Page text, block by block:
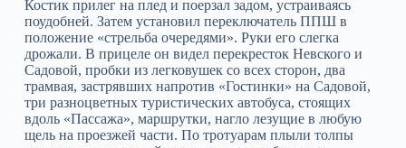
Костик прилег на плед и поерзал задом, устраиваясь
поудобней. Затем установил переключатель ППШ в
положение «стрельба очередями». Руки его слегка
дрожали. В прицеле он видел перекресток Невского и
Садовой, пробки из легковушек со всех сторон, два
трамвая, застрявших напротив «Гостинки» на Садовой,
три разноцветных туристических автобуса, стоящих
вдоль «Пассажа», маршрутки, нагло лезущие в любую
щель на проезжей части. По тротуарам плыли толпы